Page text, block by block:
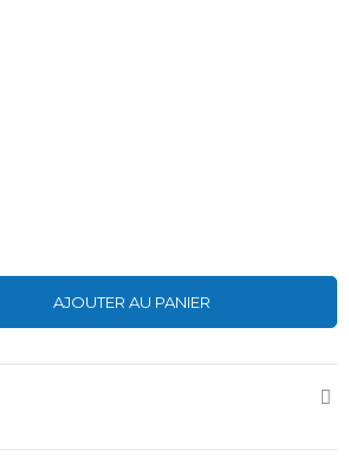
AJOUTER AU PANIER